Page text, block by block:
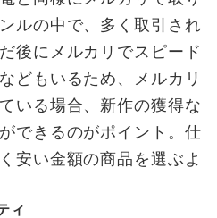
ルの中で、多く取引され
後にメルカリでスピード
どもいるため、メルカリ
いる場合、新作の獲得な
できるのがポイント。仕
安い金額の商品を選ぶよ
ィ